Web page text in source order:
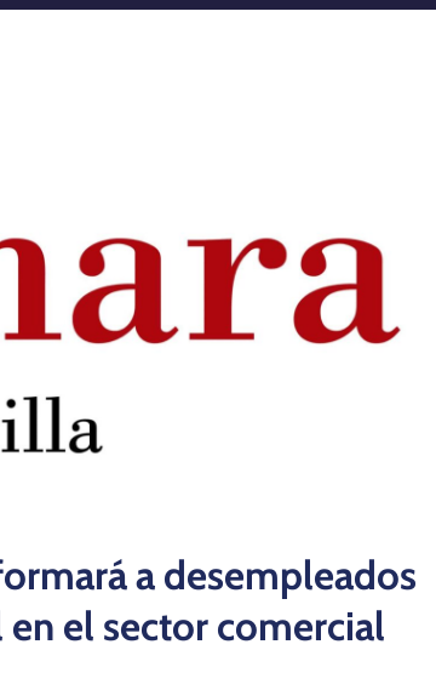
a desempleados
el sector comercial